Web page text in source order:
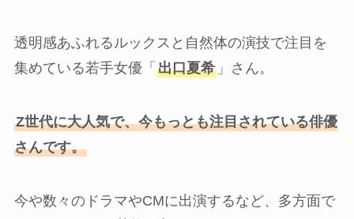
透明感あふれるルックスと自然体の演技で注目を
集めている若手女優「 出口夏希」さん。
Z世代に大人気で、今もっとも注目されている俳優
さんです。
今や数々のドラマやCMに出演するなど、多方面で